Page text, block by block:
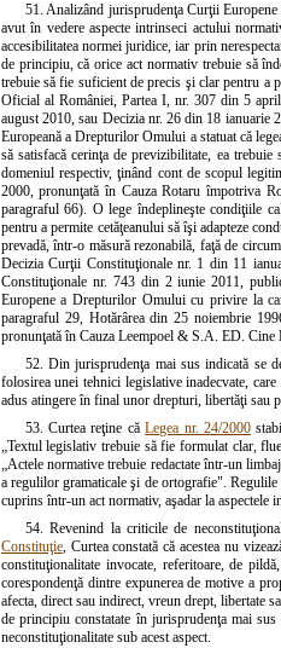
51. Analizând jurisprudenţa Curţii
avut în vedere aspecte intrinseci actului
accesibilitatea normei juridice, iar prin
de principiu, că orice act normativ trebuie să
trebuie să fie suficient de precis şi clar pentru a
Oficial al României, Partea I, nr. 307 din 5
august 2010, sau Decizia nr. 26 din 18
Europeană a Drepturilor Omului a statuat că
să satisfacă cerinţa de previzibilitate, ea
domeniul respectiv, ţinând cont de scopul
2000, pronunţată în Cauza Rotaru împotriva
paragraful 66). O lege îndeplineşte condiţiile
pentru a permite cetăţeanului să îşi adapteze
prevadă, într-o măsură rezonabilă, faţă de
Decizia Curţii Constituţionale nr. 1 din 11
Constituţionale nr. 743 din 2 iunie 2011,
Europene a Drepturilor Omului cu privire la
paragraful 29, Hotărârea din 25 noiembrie
pronunţată în Cauza Leempoel & S.A. ED.
52. Din jurisprudenţa mai sus indicată se
folosirea unei tehnici legislative inadecvate,
adus atingere în final unor drepturi, libertăţi sau
53. Curtea reţine căLegea nr. 24/2000
„Textul legislativ trebuie să fie formulat clar,
„Actele normative trebuie redactate într-un
a regulilor gramaticale şi de ortografie".
cuprins într-un act normativ, aşadar la aspectele
54. Revenind la criticile de
Constituţie, Curtea constată că acestea nu
constituţionalitate invocate, referitoare, de
corespondenţă dintre expunerea de motive a
afecta, direct sau indirect, vreun drept, libertate
de principiu constatate în jurisprudenţa mai
neconstituţionalitate sub acest aspect.